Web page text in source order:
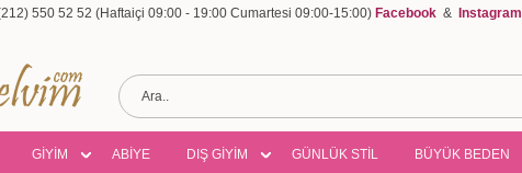
550 52 52 (Haftaiçi 09:00 - 19:00 Cumartesi 09:00-15:00) Facebook & Instagram
GİYİM ABİYE DIŞ GİYİM GÜNLÜK STİL BÜYÜK BEDEN